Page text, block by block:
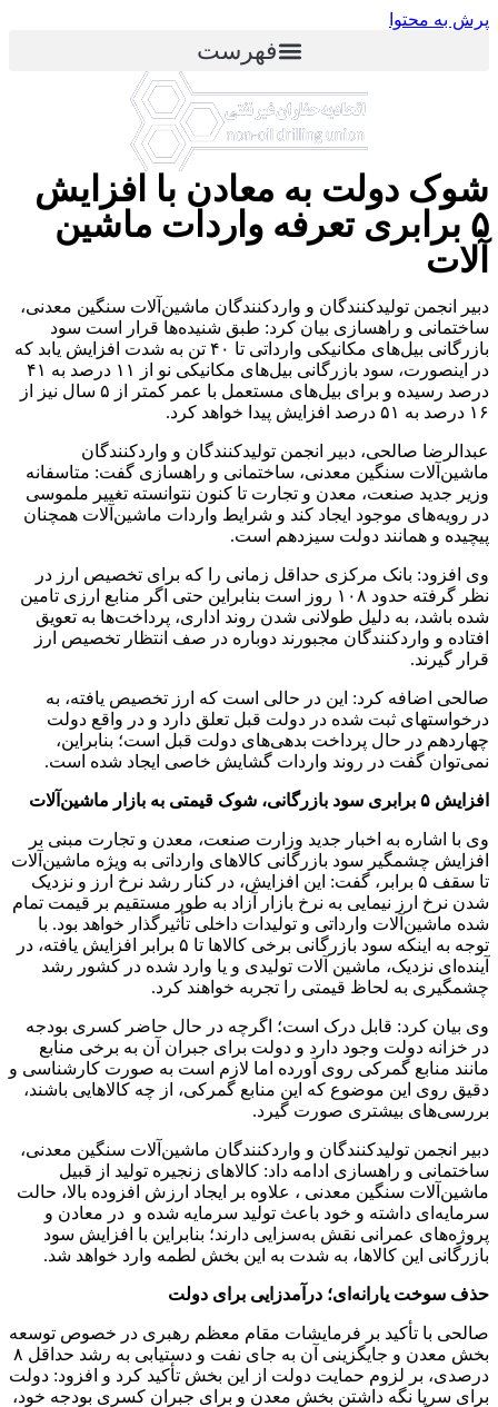
پرش به محتوا
فهرست
شوک دولت به معادن با افزایش
۵ برابری تعرفه واردات ماشین
آلات
دبیر انجمن تولید‌کنندگان و واردکنندگان ماشین‌آلات سنگین معدنی،
ساختمانی و راهسازی بیان کرد: طبق شنیده‌ها قرار است سود
بازرگانی بیل‌های مکانیکی وارداتی تا ۴۰ تن به شدت افزایش یابد که
در اینصورت، سود بازرگانی بیل‌های مکانیکی نو از ۱۱ درصد به ۴۱
درصد رسیده و برای بیل‌های مستعمل با عمر کمتر از ۵ سال نیز از
۱۶ درصد به ۵۱ درصد افزایش پیدا خواهد کرد.
عبدالرضا صالحی، دبیر انجمن تولید‌کنندگان و واردکنندگان
ماشین‌آلات سنگین معدنی، ساختمانی و راهسازی گفت: متاسفانه
وزیر جدید صنعت، معدن و تجارت تا کنون نتوانسته تغییر ملموسی
در رویه‌های موجود ایجاد کند و شرایط واردات ماشین‌آلات همچنان
پیچیده و همانند دولت سیزدهم است.
وی افزود: بانک مرکزی حداقل زمانی را که برای تخصیص ارز در
نظر گرفته حدود ۱۰۸ روز است بنابراین حتی اگر منابع ارزی تامین
شده باشد، به دلیل طولانی شدن روند اداری، پرداخت‌ها به تعویق
افتاده و واردکنندگان مجبورند دوباره در صف انتظار تخصیص ارز
قرار گیرند.
صالحی اضافه کرد: این در حالی است که ارز تخصیص یافته، به
درخواستهای ثبت شده در دولت قبل تعلق دارد و در واقع دولت
چهاردهم در حال پرداخت بدهی‌های دولت قبل است؛ بنابراین،
نمی‌توان گفت در روند واردات گشایش خاصی ایجاد شده است.
افزایش ۵ برابری سود بازرگانی، شوک قیمتی به بازار ماشین‌آلات
وی با اشاره به اخبار جدید وزارت صنعت، معدن و تجارت مبنی بر
افزایش چشمگیر سود بازرگانی کالاهای وارداتی به ویژه ماشین‌آلات
تا سقف ۵ برابر، گفت: این افزایش، در کنار رشد نرخ ارز و نزدیک
شدن نرخ ارز نیمایی به نرخ بازار آزاد به طور مستقیم بر قیمت تمام
شده ماشین‌آلات وارداتی و تولیدات داخلی تأثیرگذار خواهد بود. با
توجه به اینکه سود بازرگانی برخی کالاها تا ۵ برابر افزایش یافته، در
آینده‌ای نزدیک، ماشین آلات تولیدی و یا وارد شده در کشور رشد
چشمگیری به لحاظ قیمتی را تجربه خواهند کرد.
وی بیان کرد: قابل درک است؛ اگرچه در حال حاضر کسری بودجه
در خزانه دولت وجود دارد و دولت برای جبران آن به برخی منابع
مانند منابع گمرکی روی آورده اما لازم است به صورت کارشناسی و
دقیق روی این موضوع که این منابع گمرکی، از چه کالاهایی باشند،
بررسی‌های بیشتری صورت گیرد.
دبیر انجمن تولید‌کنندگان و واردکنندگان ماشین‌آلات سنگین معدنی،
ساختمانی و راهسازی ادامه داد: کالاهای زنجیره تولید از قبیل
ماشین‌آلات سنگین معدنی ، علاوه بر ایجاد ارزش افزوده بالا، حالت
سرمایه‌ای داشته و خود باعث تولید سرمایه شده و در معادن و
پروژه‌های عمرانی نقش به‌سزایی دارند؛ بنابراین با افزایش سود
بازرگانی این کالاها، به شدت به این بخش لطمه وارد خواهد شد.
حذف سوخت یارانه‌ای؛ درآمدزایی برای دولت
صالحی با تأکید بر فرمایشات مقام معظم رهبری در خصوص توسعه
بخش معدن و جایگزینی آن به جای نفت و دستیابی به رشد حداقل ۸
درصدی، بر لزوم حمایت دولت از این بخش تأکید کرد و افزود: دولت
برای سرپا نگه داشتن بخش معدن و برای جبران کسری بودجه خود،